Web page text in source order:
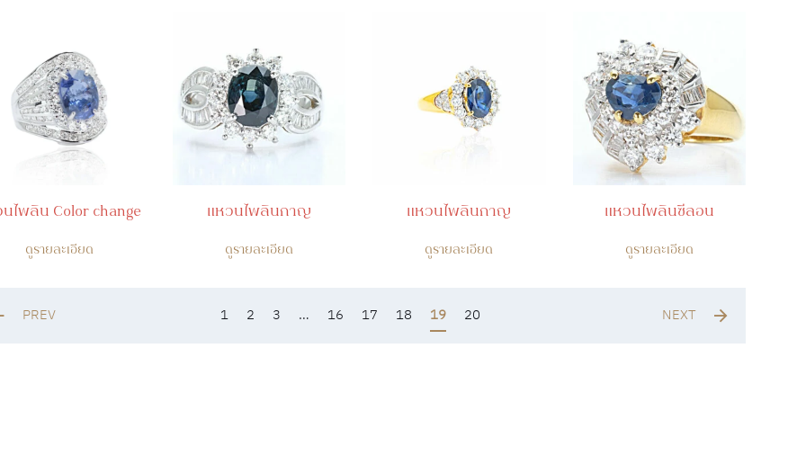
ไพลิน Color change
ดูรายละเอียด
แหวนไพลินกาญ
ดูรายละเอียด
แหวนไพลินกาญ
ดูรายละเอียด
แหวนไพลินซีลอน
ดูรายละเอียด
PREV 1 2 3 … 16 17 18 19 20 NEXT